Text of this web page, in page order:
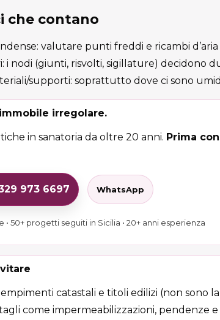
che contano
valutare punti freddi e ricambi
i nodi (giunti, risvolti, sigillature) decidono
supporti: soprattutto dove ci sono
irregolare.
in sanatoria da oltre 20 anni. Prima
973 6697 WhatsApp
• 50+ progetti seguiti in Sicilia • 20+ anni esperienza
catastali e titoli edilizi (non sono la
come impermeabilizzazioni, pendenze